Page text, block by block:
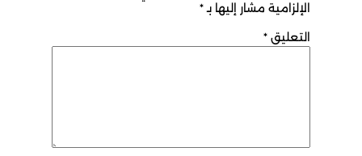
الإلزامية مشار إليها بـ*
التعليق *